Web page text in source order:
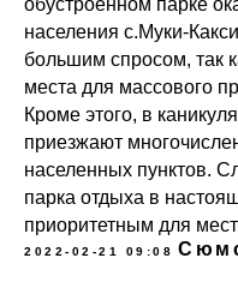
населения с.Муки-
большим спросом, так
места для массового
Кроме этого, в
приезжают
населенных пунктов.
парка отдыха в
приоритетным для
2022-02-21 09:08